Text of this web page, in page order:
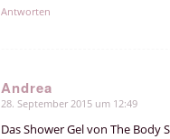
Antworten
Andrea
sagte:
28. September 2015 um 12:49
Das Shower Gel von The Body